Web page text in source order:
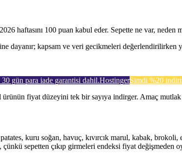
haftasını 100 puan kabul eder. Sepette ne var, neden
dayanır; kapsam ve veri gecikmeleri değerlendirilirken
gün para iade garantisi dahil.HostingerŞimdi %20
fiyat düzeyini tek bir sayıya indirger. Amaç
kuru soğan, havuç, kıvırcık marul, kabak,
sepetten çıkıp girmeleri endeksi fiyat değişmeden